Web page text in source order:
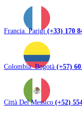
Francia. Parigi(+33) 170
Colombia. Bogotà (+57)
Città Del Messico (+52)